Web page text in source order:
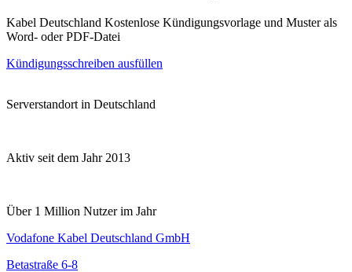
Kabel Deutschland Kostenlose Kündigungsvorlage und Muster als
Word- oder PDF-Datei
Kündigungsschreiben ausfüllen
Serverstandort in Deutschland
Aktiv seit dem Jahr 2013
Über 1 Million Nutzer im Jahr
Vodafone Kabel Deutschland GmbH
Betastraße 6-8